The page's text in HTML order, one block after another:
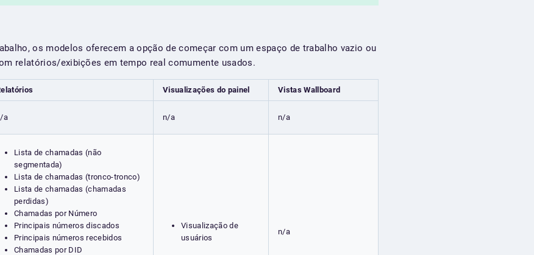
os modelos oferecem a opção de começar com um espaço de trabalho vazio ou
relatórios/exibições em tempo real comumente usados.
Visualizações do painel Vistas Wallboard
a n/a n/a
Lista de chamadas (não
segmentada)
Lista de chamadas (tronco-tronco)
Lista de chamadas (chamadas
perdidas)
Chamadas por Número
Principais números discados
Principais números recebidos
Chamadas por DID
Visualização de
usuários
n/a